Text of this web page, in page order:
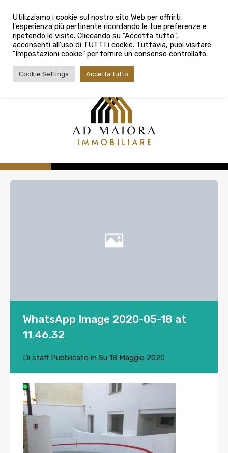
080 3759025
Città
Tipologia contratto
Tipologia contratto
WhatsApp Image 2020-05-18 at
11.46.32
Di staffPubblicato in Su 18 Maggio 2020
Utilizziamo i cookie sul nostro sito Web per offrirti
l'esperienza più pertinente ricordando le tue preferenze e
ripetendo le visite. Cliccando su "Accetta tutto",
acconsenti all'uso di TUTTI i cookie. Tuttavia, puoi visitare
"Impostazioni cookie" per fornire un consenso controllato.
Cookie Settings Accetta tutto